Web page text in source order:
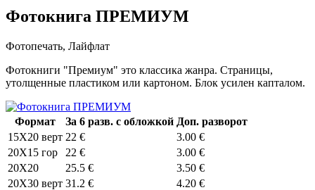
Фотокнига ПРЕМИУМ
Фотопечать, Лайфлат
Фотокниги "Премиум" это классика жанра. Страницы,
утолщенные пластиком или картоном. Блок усилен капталом.
Формат За 6 разв. с обложкой Доп. разворот
15X20 верт 22 €
3.00 €
20X15 гор
22 €
3.00 €
20X20
25.5 €
3.50 €
20X30 верт 31.2 €
4.20 €